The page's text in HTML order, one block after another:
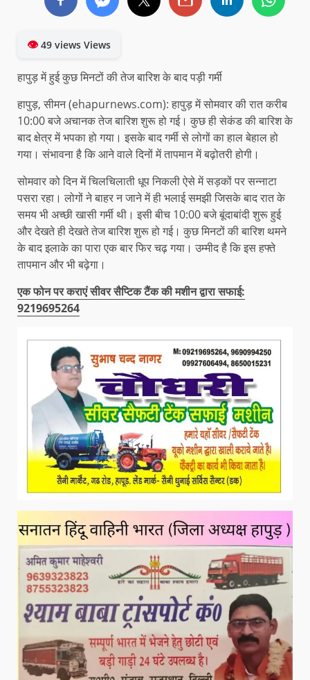
👁49 views Views
हापुड़ में हुई कुछ मिनटों की तेज बारिश के बाद पड़ी गर्मी
हापुड़, सीमन (ehapurnews.com): हापुड़ में सोमवार की रात करीब
10:00 बजे अचानक तेज बारिश शुरू हो गई। कुछ ही सेकंड की बारिश के
बाद क्षेत्र में भपका हो गया। इसके बाद गर्मी से लोगों का हाल बेहाल हो
गया। संभावना है कि आने वाले दिनों में तापमान में बढ़ोतरी होगी।
सोमवार को दिन में चिलचिलाती धूप निकली ऐसे में सड़कों पर सन्नाटा
पसरा रहा। लोगों ने बाहर न जाने में ही भलाई समझी जिसके बाद रात के
समय भी अच्छी खासी गर्मी थी। इसी बीच 10:00 बजे बूंदाबांदी शुरू हुई
और देखते ही देखते तेज बारिश शुरू हो गई। कुछ मिनटों की बारिश थमने
के बाद इलाके का पारा एक बार फिर चढ़ गया। उम्मीद है कि इस हफ्ते
तापमान और भी बढ़ेगा।
एक फोन पर कराएं सीवर सैप्टिक टैंक की मशीन द्वारा सफाई:
9219695264